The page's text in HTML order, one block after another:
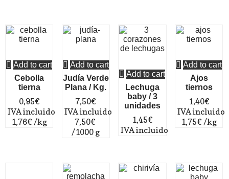
Add to cart
Cebolla
tierna
0,95€
IVA incluido
1,76€ /kg
Add to cart
Judía Verde
Plana / Kg.
7,50€
IVA incluido
7,50€
/1000 g
Add to cart
Lechuga
baby / 3
unidades
1,45€
IVA incluido
Add to cart
Ajos
tiernos
1,40€
IVA incluido
1,75€ /kg